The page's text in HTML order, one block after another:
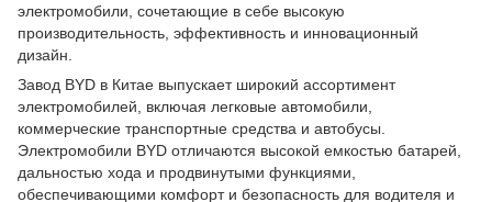
электромобили, сочетающие в себе высокую
производительность, эффективность и инновационный
дизайн.
Завод BYD в Китае выпускает широкий ассортимент
электромобилей, включая легковые автомобили,
коммерческие транспортные средства и автобусы.
Электромобили BYD отличаются высокой емкостью батарей,
дальностью хода и продвинутыми функциями,
обеспечивающими комфорт и безопасность для водителя и